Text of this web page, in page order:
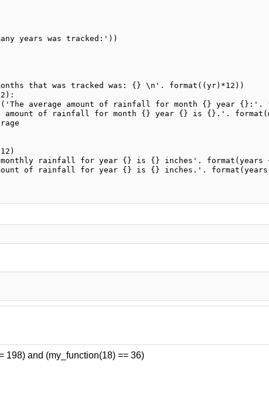
198) and (my_function(18) == 36)